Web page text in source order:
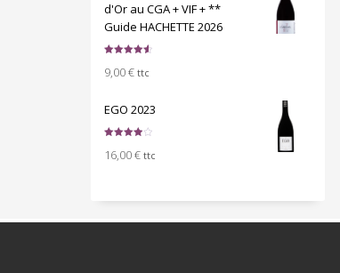
d'Or au CGA + VIF + **
Guide HACHETTE 2026
sur 5
9,00€ ttc
EGO 2023
sur 5
16,00€ ttc